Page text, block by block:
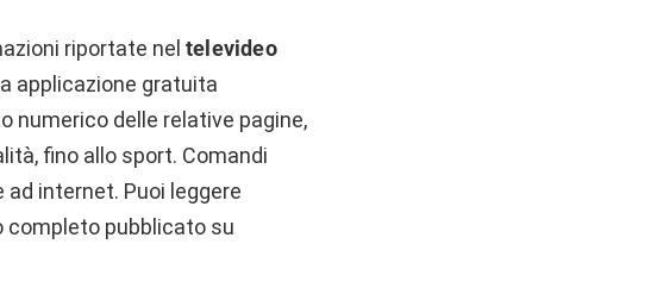
riportate nel televideo
applicazione gratuita
numerico delle relative pagine,
fino allo sport. Comandi
internet. Puoi leggere
completo pubblicato su